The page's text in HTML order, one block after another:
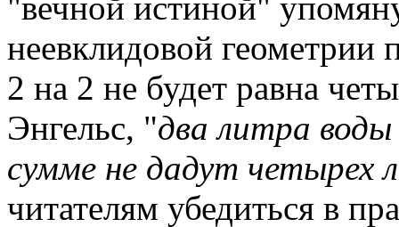
"вечной истиной"
неевклидовой геометрии
2 на 2 не будет равна
Энгельс, "два литра
сумме не дадут четырех
читателям убедиться в